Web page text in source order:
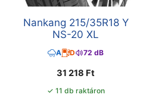
Nankang 215/35R18 Y
NS-20 XL
A D 72 dB
31 218 Ft
✓ 11 db raktáron